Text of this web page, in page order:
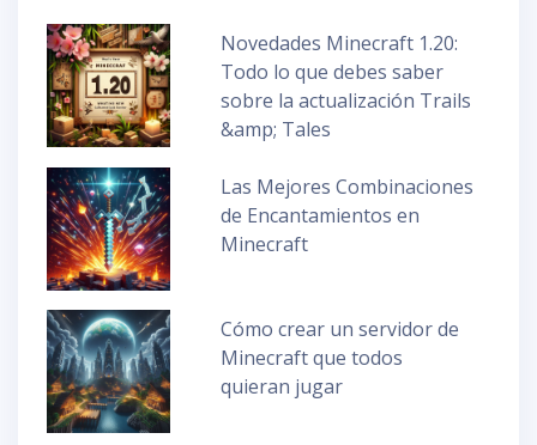
Novedades Minecraft 1.20:
Todo lo que debes saber
sobre la actualización Trails
&amp; Tales
Las Mejores Combinaciones
de Encantamientos en
Minecraft
Cómo crear un servidor de
Minecraft que todos
quieran jugar